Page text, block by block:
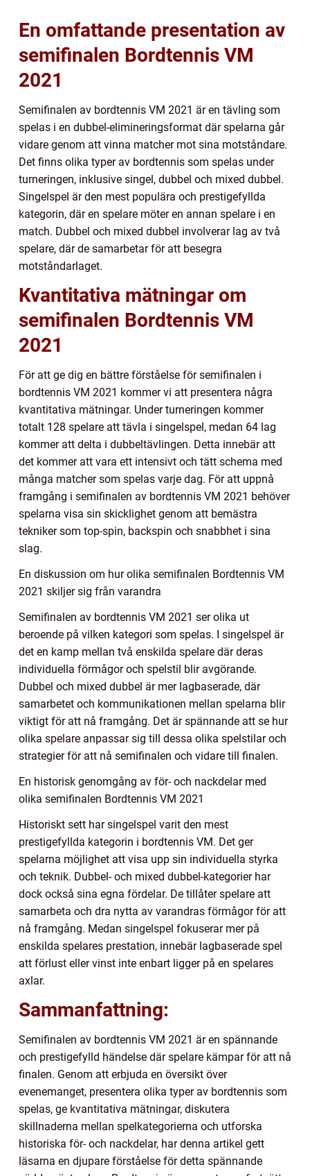
En omfattande presentation av
semifinalen Bordtennis VM
2021
Semifinalen av bordtennis VM 2021 är en tävling som
spelas i en dubbel-elimineringsformat där spelarna går
vidare genom att vinna matcher mot sina motståndare.
Det finns olika typer av bordtennis som spelas under
turneringen, inklusive singel, dubbel och mixed dubbel.
Singelspel är den mest populära och prestigefyllda
kategorin, där en spelare möter en annan spelare i en
match. Dubbel och mixed dubbel involverar lag av två
spelare, där de samarbetar för att besegra
motståndarlaget.
Kvantitativa mätningar om
semifinalen Bordtennis VM
2021
För att ge dig en bättre förståelse för semifinalen i
bordtennis VM 2021 kommer vi att presentera några
kvantitativa mätningar. Under turneringen kommer
totalt 128 spelare att tävla i singelspel, medan 64 lag
kommer att delta i dubbeltävlingen. Detta innebär att
det kommer att vara ett intensivt och tätt schema med
många matcher som spelas varje dag. För att uppnå
framgång i semifinalen av bordtennis VM 2021 behöver
spelarna visa sin skicklighet genom att bemästra
tekniker som top-spin, backspin och snabbhet i sina
slag.
En diskussion om hur olika semifinalen Bordtennis VM
2021 skiljer sig från varandra
Semifinalen av bordtennis VM 2021 ser olika ut
beroende på vilken kategori som spelas. I singelspel är
det en kamp mellan två enskilda spelare där deras
individuella förmågor och spelstil blir avgörande.
Dubbel och mixed dubbel är mer lagbaserade, där
samarbetet och kommunikationen mellan spelarna blir
viktigt för att nå framgång. Det är spännande att se hur
olika spelare anpassar sig till dessa olika spelstilar och
strategier för att nå semifinalen och vidare till finalen.
En historisk genomgång av för- och nackdelar med
olika semifinalen Bordtennis VM 2021
Historiskt sett har singelspel varit den mest
prestigefyllda kategorin i bordtennis VM. Det ger
spelarna möjlighet att visa upp sin individuella styrka
och teknik. Dubbel- och mixed dubbel-kategorier har
dock också sina egna fördelar. De tillåter spelare att
samarbeta och dra nytta av varandras förmågor för att
nå framgång. Medan singelspel fokuserar mer på
enskilda spelares prestation, innebär lagbaserade spel
att förlust eller vinst inte enbart ligger på en spelares
axlar.
Sammanfattning:
Semifinalen av bordtennis VM 2021 är en spännande
och prestigefylld händelse där spelare kämpar för att nå
finalen. Genom att erbjuda en översikt över
evenemanget, presentera olika typer av bordtennis som
spelas, ge kvantitativa mätningar, diskutera
skillnaderna mellan spelkategorierna och utforska
historiska för- och nackdelar, har denna artikel gett
läsarna en djupare förståelse för detta spännande